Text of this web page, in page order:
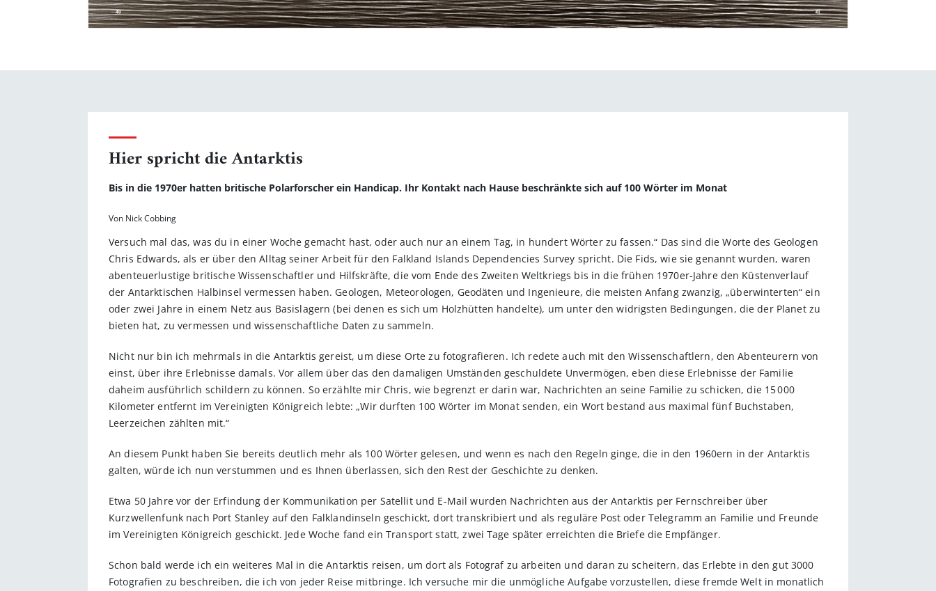
Hier spricht die Antarktis
Bis in die 1970er hatten britische Polarforscher ein Handicap. Ihr Kontakt nach Hause beschränkte sich auf 100 Wörter im Monat
Von Nick Cobbing
Versuch mal das, was du in einer Woche gemacht hast, oder auch nur an einem Tag, in hundert Wörter zu fassen.“ Das sind die Worte des Geologen
Chris Edwards, als er über den Alltag seiner Arbeit für den Falkland Islands Dependencies Survey spricht. Die Fids, wie sie genannt wurden, waren
abenteuerlustige britische Wissenschaftler und Hilfskräfte, die vom Ende des Zweiten Weltkriegs bis in die frühen 1970er-Jahre den Küstenverlauf
der Antarktischen Halbinsel vermessen haben. Geo­logen, Meteorologen, Geodäten und Ingenieure, die meis­ten Anfang zwanzig, „überwinterten“ ein
oder zwei Jahre in einem Netz aus Basislagern (bei denen es sich um Holzhütten handelte), um unter den widrigsten Bedingungen, die der Planet zu
bieten hat, zu vermessen und wissenschaftliche Daten zu sammeln.
Nicht nur bin ich mehrmals in die Antarktis gereist, um diese Orte zu fotografieren. Ich redete auch mit den Wissenschaftlern, den Abenteurern von
einst, über ihre Erlebnisse damals. Vor allem über das den damaligen Umständen geschuldete Unvermögen, eben diese Er­lebnisse der Familie
daheim ausführlich schildern zu können. So erzählte mir Chris, wie begrenzt er darin war, Nachrichten an seine Familie zu schicken, die 15 000
Kilometer entfernt im Vereinigten Königreich lebte: „Wir durften 100 Wörter im Monat senden, ein Wort bestand aus maximal fünf Buchstaben,
Leerzeichen zählten mit.“
An diesem Punkt haben Sie bereits deutlich mehr als 100 Wörter gelesen, und wenn es nach den Regeln ginge, die in den 1960ern in der Antarktis
galten, würde ich nun verstummen und es Ihnen überlassen, sich den Rest der Geschichte zu denken.
Etwa 50 Jahre vor der Erfindung der Kommunikation per Satellit und E-Mail wurden Nachrichten aus der Antarktis per Fernschreiber über
Kurzwellenfunk nach Port Stanley auf den Falklandinseln geschickt, dort transkribiert und als reguläre Post oder Telegramm an Familie und Freunde
im Vereinigten Königreich geschickt. Jede Woche fand ein Transport statt, zwei Tage später erreichten die Briefe die Empfänger.
Schon bald werde ich ein weiteres Mal in die Antarktis reisen, um dort als Fotograf zu arbeiten und daran zu scheitern, das Erlebte in den gut 3000
Foto­grafien zu beschreiben, die ich von jeder Reise mitbringe. Ich versuche mir die unmögliche Aufgabe vorzustellen, diese fremde Welt in monatlich